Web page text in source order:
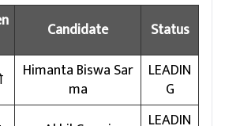
Candidate Status
Himanta Biswa Sar
ma
LEADIN
G
LEADIN